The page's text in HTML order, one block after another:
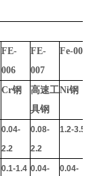
FE-
006
FE-
007
Fe-008
Cr钢
高速工
具钢
Ni钢
0.04-
2.2
0.08-
2.2
1.2-3.5
0.1-1.4 0.04-
0.04-